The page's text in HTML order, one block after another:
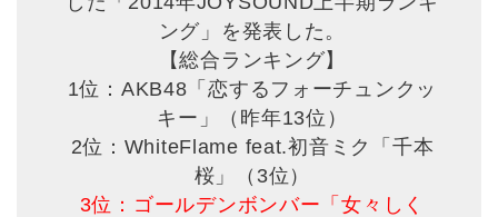
ング」を発表した。
【総合ランキング】
1位：AKB48「恋するフォーチュンクッ
キー」（昨年13位）
2位：WhiteFlame feat.初音ミク「千本
桜」（3位）
3位：ゴールデンボンバー「女々しく